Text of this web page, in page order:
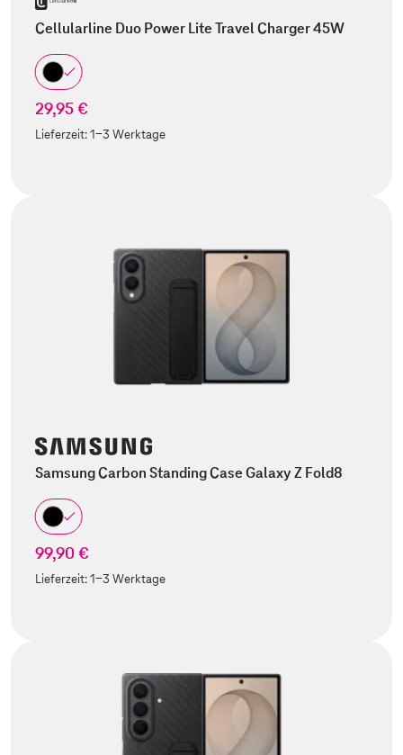
Cellularline Duo Power Lite Travel Charger 45W
29,95 €
Lieferzeit:1-3 Werktage
Samsung Carbon Standing Case Galaxy Z Fold8
99,90 €
Lieferzeit:1-3 Werktage